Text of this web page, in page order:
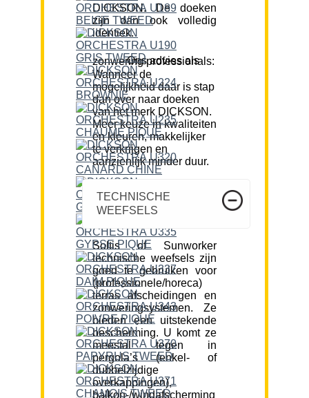
DICKSON. De doeken
zijn dan ook volledig
identiek.
Ons advies als zonwering professionals:
Wanneer de
mogelijkheid daar is stap
dan over naar doeken
van het merk DICKSON.
Meer keuze in kwaliteiten
en kleuren, makkelijker
te verkrijgen en
aanzienlijk minder duur.
TECHNISCHE
WEEFSELS
Soltis of Sunworker
technische weefsels zijn
goed te gebruiken voor
(professionele/horeca)
terras afscheidingen en
zonweringsystemen. Ze
bieden een uitstekende
bescherming. U komt ze
meestal tegen in
pergola’s (enkel- of
dubbelzijdige
overkappingen),
balkon-/windafscherming